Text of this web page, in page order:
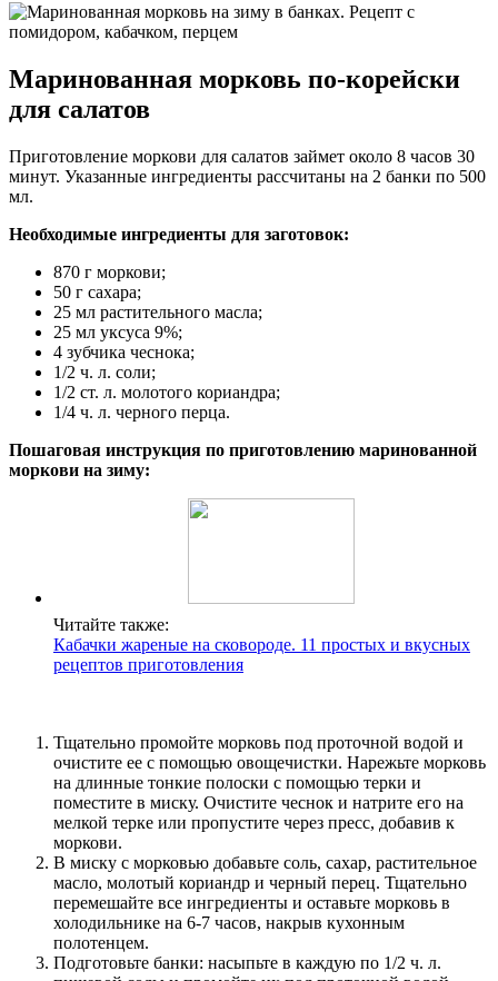
Маринованная морковь по-корейски
для салатов
Приготовление моркови для салатов займет около 8 часов 30
минут. Указанные ингредиенты рассчитаны на 2 банки по 500
мл.
Необходимые ингредиенты для заготовок:
870 г моркови;
50 г сахара;
25 мл растительного масла;
25 мл уксуса 9%;
4 зубчика чеснока;
1/2 ч. л. соли;
1/2 ст. л. молотого кориандра;
1/4 ч. л. черного перца.
Пошаговая инструкция по приготовлению маринованной
моркови на зиму:
Читайте также:
Кабачки жареные на сковороде. 11 простых и вкусных
рецептов приготовления
Тщательно промойте морковь под проточной водой и
очистите ее с помощью овощечистки. Нарежьте морковь
на длинные тонкие полоски с помощью терки и
поместите в миску. Очистите чеснок и натрите его на
мелкой терке или пропустите через пресс, добавив к
моркови.
В миску с морковью добавьте соль, сахар, растительное
масло, молотый кориандр и черный перец. Тщательно
перемешайте все ингредиенты и оставьте морковь в
холодильнике на 6-7 часов, накрыв кухонным
полотенцем.
Подготовьте банки: насыпьте в каждую по 1/2 ч. л.